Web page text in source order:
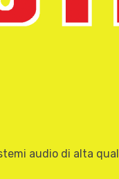
audio di alta